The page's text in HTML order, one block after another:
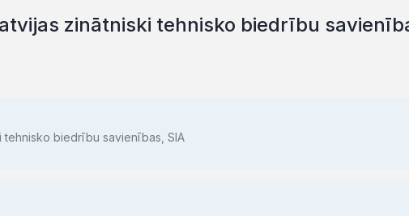
zinātniski tehnisko biedrību
tehnisko biedrību savienības, SIA